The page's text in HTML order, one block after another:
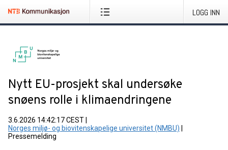
LOGG INN
Nytt EU-prosjekt skal undersøke
snøens rolle i klimaendringene
3.6.2026 14:42:17 CEST
Norges miljø- og biovitenskapelige universitet (NMBU)
Pressemelding